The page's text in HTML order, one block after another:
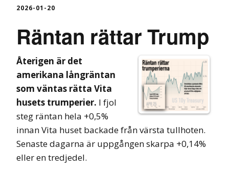
2026-01-20
Räntan rättar Trump
Återigen är det
amerikana långräntan
som väntas rätta Vita
husets trumperier. I fjol
steg räntan hela +0,5%
innan Vita huset backade från värsta tullhoten.
Senaste dagarna är uppgången skarpa +0,14%
eller en tredjedel.